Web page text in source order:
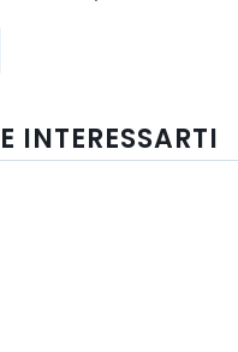
INTERESSARTI